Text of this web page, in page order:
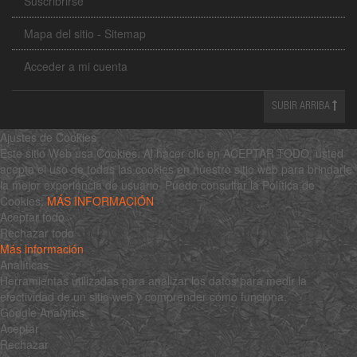
Mapa del sitio - Sitemap
Acceder a mi cuenta
SUBIR ARRIBA
Ajustes de Cookies
Este sitio Web usa Cookies. Al hacer clic en ACEPTAR TODO, usted
acepta el uso de todas las cookies en nuestro sitio web para brindarle
la mejor experiencia de usuario. Puede consultar la Política de
Cookies:MÁS INFORMACIÓN
Aceptar todo
Rechazar todo
Más información
Analíticas
Herramientas utilizadas para analizar los datos para medir la
efectividad de un sitio web y comprender cómo funciona.
Google Analytics
Aceptar
Rechazar